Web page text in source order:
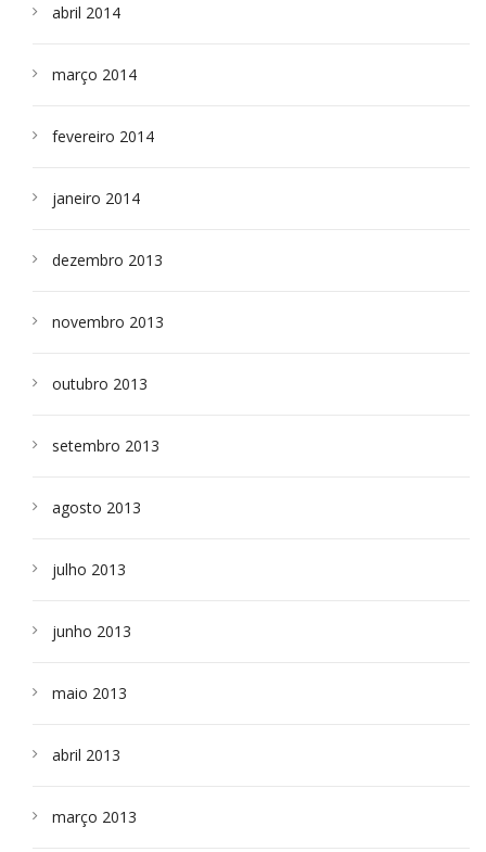
abril 2014
março 2014
fevereiro 2014
janeiro 2014
dezembro 2013
novembro 2013
outubro 2013
setembro 2013
agosto 2013
julho 2013
junho 2013
maio 2013
abril 2013
março 2013